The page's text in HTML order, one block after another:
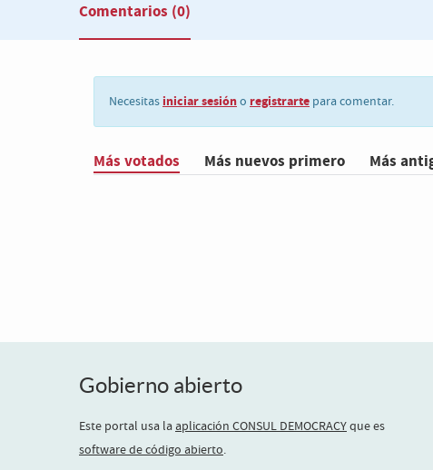
Comentarios (0)
Necesitas iniciar sesióno registrarte para comentar.
Más votados Más nuevos primero Más
Gobierno abierto
Este portal usa la aplicación CONSUL DEMOCRACYque es
software de código abierto.